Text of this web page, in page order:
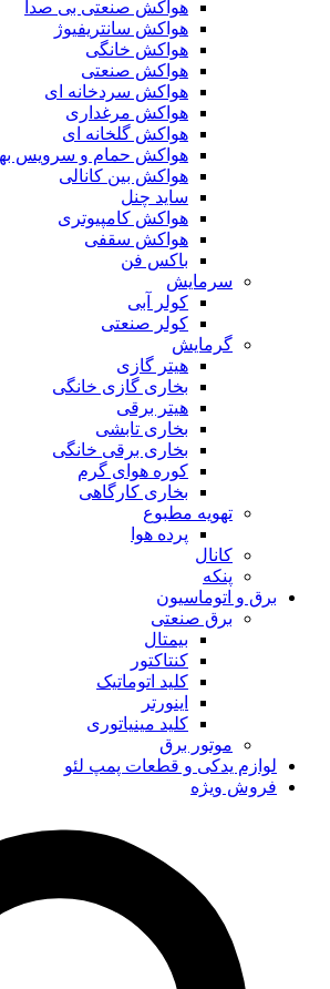
هواکش صنعتی بی صدا
هواکش سانتریفیوژ
هواکش خانگی
هواکش صنعتی
هواکش سردخانه ای
هواکش مرغداری
هواکش گلخانه ای
هواکش حمام و سرویس
هواکش بین کانالی
ساید چنل
هواکش کامپیوتری
هواکش سقفی
باکس فن
سرمایش
کولر آبی
کولر صنعتی
گرمایش
هیتر گازی
بخاری گازی خانگی
هیتر برقی
بخاری تابشی
بخاری برقی خانگی
کوره هوای گرم
بخاری کارگاهی
تهویه مطبوع
پرده هوا
کانال
پنکه
برق و اتوماسیون
برق صنعتی
بیمتال
کنتاکتور
کلید اتوماتیک
اینورتر
کلید مینیاتوری
موتور برق
لوازم یدکی و قطعات پمپ لئو
فروش ویژه